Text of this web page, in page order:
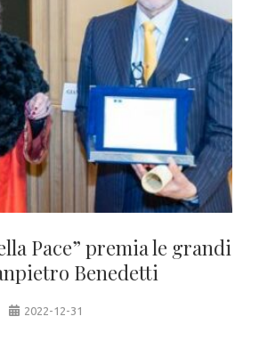
Pace” premia le grandi
Benedetti
2022-12-31